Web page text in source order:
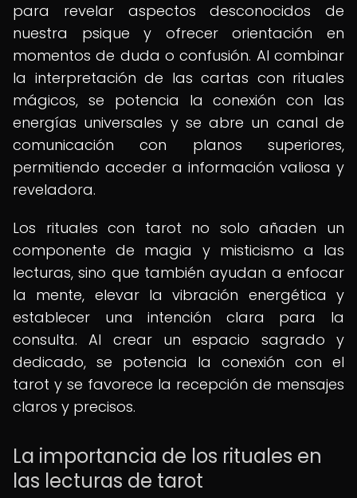
para revelar aspectos desconocidos de
nuestra psique y ofrecer orientación en
momentos de duda o confusión. Al combinar
la interpretación de las cartas con rituales
mágicos, se potencia la conexión con las
energías universales y se abre un canal de
comunicación con planos superiores,
permitiendo acceder a información valiosa y
reveladora.
Los rituales con tarot no solo añaden un
componente de magia y misticismo a las
lecturas, sino que también ayudan a enfocar
la mente, elevar la vibración energética y
establecer una intención clara para la
consulta. Al crear un espacio sagrado y
dedicado, se potencia la conexión con el
tarot y se favorece la recepción de mensajes
claros y precisos.
La importancia de los rituales en
las lecturas de tarot